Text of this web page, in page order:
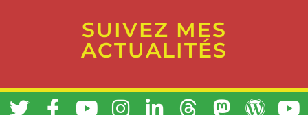
SUIVEZ MES
ACTUALITÉS